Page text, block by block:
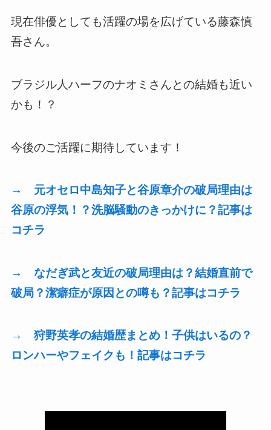
現在俳優としても活躍の場を広げている藤森慎
吾さん。
ブラジル人ハーフのナオミさんとの結婚も近い
かも！？
今後のご活躍に期待しています！
→ 元オセロ中島知子と谷原章介の破局理由は
谷原の浮気！？洗脳騒動のきっかけに？記事は
コチラ
→ なだぎ武と友近の破局理由は？結婚直前で
破局？潔癖症が原因との噂も？記事はコチラ
→ 狩野英孝の結婚歴まとめ！子供はいるの？
ロンハーやフェイクも！記事はコチラ